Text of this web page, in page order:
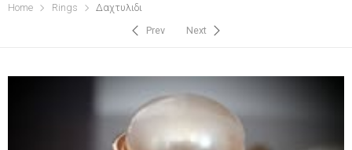
Home Rings
Δαχτυλιδι
Prev
Next